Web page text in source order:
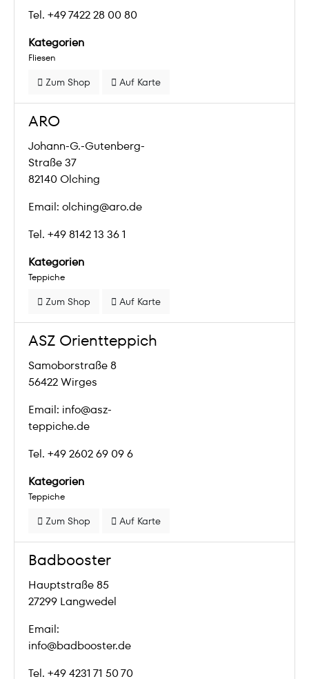
Tel. +49 7422 28 00 80
Kategorien
Fliesen
Zum Shop Auf Karte
ARO
Johann-G.-Gutenberg-
Straße 37
82140 Olching
Email: olching@aro.de
Tel. +49 8142 13 36 1
Kategorien
Teppiche
Zum Shop Auf Karte
ASZ Orientteppich
Samoborstraße 8
56422 Wirges
Email: info@asz-
teppiche.de
Tel. +49 2602 69 09 6
Kategorien
Teppiche
Zum Shop Auf Karte
Badbooster
Hauptstraße 85
27299 Langwedel
Email:
info@badbooster.de
Tel. +49 4231 71 50 70